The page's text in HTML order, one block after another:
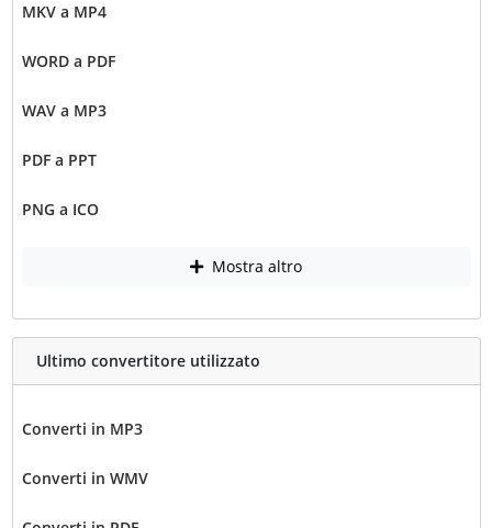
MKV a MP4
WORD a PDF
WAV a MP3
PDF a PPT
PNG a ICO
Mostra altro
Ultimo convertitore utilizzato
Converti in MP3
Converti in WMV